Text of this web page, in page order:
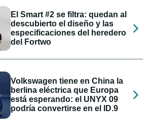
El Smart #2 se filtra: quedan al
descubierto el diseño y las
especificaciones del heredero
del Fortwo
Volkswagen tiene en China la
berlina eléctrica que Europa
está esperando: el UNYX 09
podría convertirse en el ID.9